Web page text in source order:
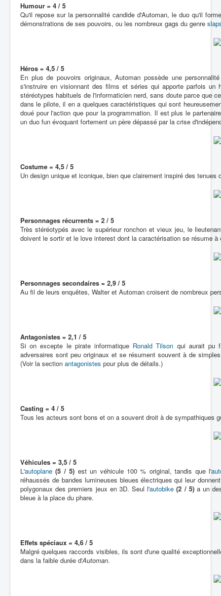
Humour = 4 / 5
Qu'il repose sur la personnalité candide d'Automan, le duo qu'il
démonstrations de ses pouvoirs, ou les nombreux gags du genre
Héros = 4,5 / 5
En plus de pouvoirs originaux, Automan possède une
s'instruire en visionnant des films et séries qui apporte parfois
stéréotypes habituels de l'informaticien nerd, sans doute parce que
dans le pilote, il en a quelques caractéristiques qui sont
doué pour l'action que pour la programmation. Il est plus le
un duo fun évoquant fortement un père dépassé par la crise
Costume = 4,5 / 5
Un design unique et iconique, bien que clairement inspiré des tenues
Personnages récurrents = 2 / 5
Très stéréotypés avec le supérieur ronchon et vieux jeu, le
doivent le sortir et le love interest dont la caractérisation se résume à
Personnages secondaires = 2,9 / 5
Au fil de leurs enquêtes, Walter et Automan croisent de nombreux
Antagonistes = 2,1 / 5
Si on excepte le pirate informatique Ronald Tilson qui aurait pu
adversaires sont peu originaux et se résument souvent à de
(Voir la section antagonistes pour plus de détails.)
Casting = 4 / 5
Tous les acteurs sont bons et on a souvent droit à de sympathiques
Véhicules = 3,5 / 5
L'autoplane (5 / 5) est un véhicule 100 % original, tandis que l'
réhaussés de bandes lumineuses bleues électriques qui leur
polygonaux des premiers jeux en 3D. Seul l'autobike (2 / 5)a un
bleue à la place du phare.
Effets spéciaux = 4,6 / 5
Malgré quelques raccords visibles, ils sont d'une qualité
dans la faible durée d'Automan.